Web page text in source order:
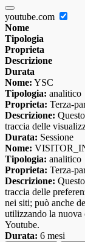
youtube.com
Nome
Tipologia
Proprieta
Descrizione
Durata
Nome: YSC
Tipologia: analitico
Proprieta: Terza-
Descrizione:
traccia delle
Durata: Sessione
Nome:
Tipologia: analitico
Proprieta: Terza-
Descrizione:
traccia delle
nei siti; può anche
utilizzando la nuova
Youtube.
Durata: 6 mesi